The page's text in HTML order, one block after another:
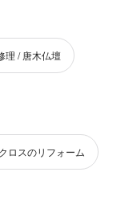
理 / 唐木仏壇
ロスのリフォーム